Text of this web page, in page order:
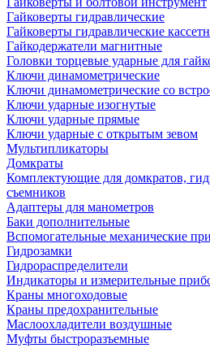
Гайковерты гидравлические
Гайковерты гидравлические
Гайкодержатели магнитные
Головки торцевые ударные для
Ключи динамометрические
Ключи динамометрические со
Ключи ударные изогнутые
Ключи ударные прямые
Ключи ударные с открытым зевом
Мультипликаторы
Домкраты
Комплектующие для домкратов,
съемников
Адаптеры для манометров
Баки дополнительные
Вспомогательные механические
Гидрозамки
Гидрораспределители
Индикаторы и измерительные
Краны многоходовые
Краны предохранительные
Маслоохладители воздушные
Муфты быстроразъемные